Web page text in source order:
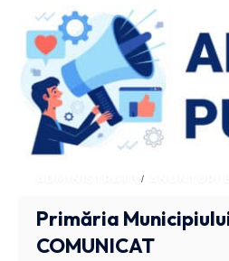
ADMINISTRATIV ANUNTURI
Primăria
COMUNICAT